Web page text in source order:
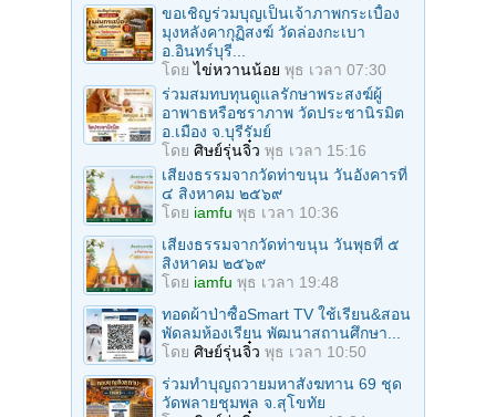
ขอเชิญร่วมบุญเป็นเจ้าภาพกระเบื้อง
มุงหลังคากุฏิสงฆ์ วัดล่องกะเบา
อ.อินทร์บุรี...
โดยไข่หวานน้อย พุธ เวลา 07:30
ร่วมสมทบทุนดูแลรักษาพระสงฆ์ผู้
อาพาธหรือชราภาพ วัดประชานิรมิต
อ.เมือง จ.บุรีรัมย์
โดย ศิษย์รุ่นจิ๋ว พุธ เวลา 15:16
เสียงธรรมจากวัดท่าขนุน วันอังคารที่
๔ สิงหาคม ๒๕๖๙
โดย iamfu พุธ เวลา 10:36
เสียงธรรมจากวัดท่าขนุน วันพุธที่ ๕
สิงหาคม ๒๕๖๙
โดย iamfu พุธ เวลา 19:48
ทอดผ้าป่าซื้อSmart TV ใช้เรียน&สอน
พัดลมห้องเรียน พัฒนาสถานศึกษา...
โดย ศิษย์รุ่นจิ๋ว พุธ เวลา 10:50
ร่วมทําบุญถวายมหาสังฆทาน 69 ชุด
วัดพลายชุมพล จ.สุโขทัย